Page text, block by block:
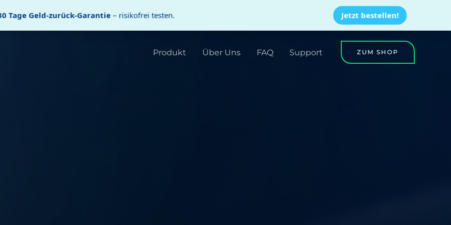
Tage Geld-zurück-Garantie– risikofrei testen. Jetzt bestellen!
Produkt Über Uns FAQ Support ZUM SHOP